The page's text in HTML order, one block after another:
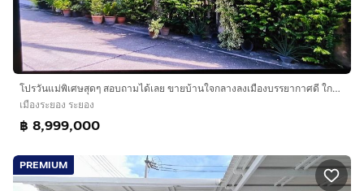
โปรวันแม่พิเศษสุดๆ สอบถามได้เลย ขายบ้านใจกลางลงเมืองบรรยากาศดี ใกล้สิ่งอำนวยความสะดวก ใหญ่กว้างมากครัวครบชุด มีแอร์ เครื่องทำน้ำอุ่นพร้อม
เมืองระยอง ระยอง
฿ 8,999,000
PREMIUM